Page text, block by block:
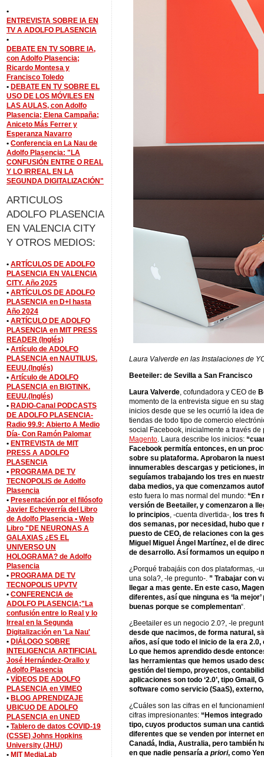
Laura Valverde en las Instalaciones de
Beeteiler: de Sevilla a San Francisco
Laura Valverde, cofundadora y CEO de
momento de la entrevista sigue en su
inicios desde que se les ocurrió la idea
tiendas de todo tipo de comercio
social Facebook, inicialmente a través
Magento. Laura describe los inicios:
Facebook permitía entonces, en un
sobre su plataforma. Aprobaron la
innumerables descargas y peticiones,
seguíamos trabajando los tres en
daba medios, ya que comenzamos
esto fuera lo mas normal del mundo: “En
versión de Beetailer, y comenzaron a
lo principios, -cuenta divertida-, los tres
dos semanas, por necesidad, hubo
puesto de CEO, de relaciones con la
Miguel Miguel Ángel Martínez, el de
de desarrollo. Así formamos un equipo
¿Porqué trabajáis con dos plataformas, -
una sola?, -le pregunto-. ” Trabajar con
llegar a mas gente. En este caso,
diferentes, así que ninguna es ‘la
buenas porque se complementan“.
¿Beetailer es un negocio 2.0?, -le
desde que nacimos, de forma natural,
años, así que todo el inicio de la era
Lo que hemos aprendido desde
las herramientas que hemos usado
gestión del tiempo, proyectos,
aplicaciones son todo ‘2.0’, tipo Gmail,
software como servicio (SaaS),
¿Cuáles son las cifras en el
cifras impresionantes: “Hemos
tipo, cuyos productos suman una
diferentes que se venden por internet
Canadá, India, Australia, pero también
en que nadie pensaría a priori, como
•
ENTREVISTA SOBRE IA EN
TV A ADOLFO PLASENCIA
•
DEBATE EN TV SOBRE IA,
con Adolfo Plasencia;
Ricardo Montesa y
Francisco Toledo
• DEBATE EN TV SOBRE EL
USO DE LOS MÓVILES EN
LAS AULAS, con Adolfo
Plasencia; Elena Campaña;
Aniceto Más Ferrer y
Esperanza Navarro
• Conferencia en La Nau de
Adolfo Plasencia: "LA
CONFUSIÓN ENTRE O REAL
Y LO IRREAL EN LA
SEGUNDA DIGITALIZACIÓN"
ARTICULOS
ADOLFO PLASENCIA
EN VALENCIA CITY
Y OTROS MEDIOS:
• ARTÍCULOS DE ADOLFO
PLASENCIA EN VALENCIA
CITY. Año 2025
• ARTÍCULOS DE ADOLFO
PLASENCIA en D+I hasta
Año 2024
• ARTÍCULO DE ADOLFO
PLASENCIA en MIT PRESS
READER (Inglés)
• Artículo de ADOLFO
PLASENCIA en NAUTILUS.
EEUU.(Inglés)
• Artículo de ADOLFO
PLASENCIA en BIGTINK.
EEUU.(Inglés)
• RADIO-Canal PODCASTS
DE ADOLFO PLASENCIA-
Radio 99.9: Abierto A Medio
Día- Con Ramón Palomar
• ENTREVISTA de MIT
PRESS A ADOLFO
PLASENCIA
• PROGRAMA DE TV
TECNOPOLIS de Adolfo
Plasencia
• Presentación por el filósofo
Javier Echeverría del Libro
de Adolfo Plasencia • Web
Libro "DE NEURONAS A
GALAXIAS ¿ES EL
UNIVERSO UN
HOLOGRAMA? de Adolfo
Plasencia
• PROGRAMA DE TV
TECNOPOLIS UPVTV
• CONFERENCIA de
ADOLFO PLASENCIA;"La
confusión entre lo Real y lo
Irreal en la Segunda
Digitalización en 'La Nau'
• DIÁLOGO SOBRE
INTELIGENCIA ARTIFICIAL
José Hernández-Orallo y
Adolfo Plasencia
• VÍDEOS DE ADOLFO
PLASENCIA en VIMEO
• BLOG APRENDIZAJE
UBICUO DE ADOLFO
PLASENCIA en UNED
• Tablero de datos COVID-19
(CSSE) Johns Hopkins
University (JHU)
• MIT MediaLab